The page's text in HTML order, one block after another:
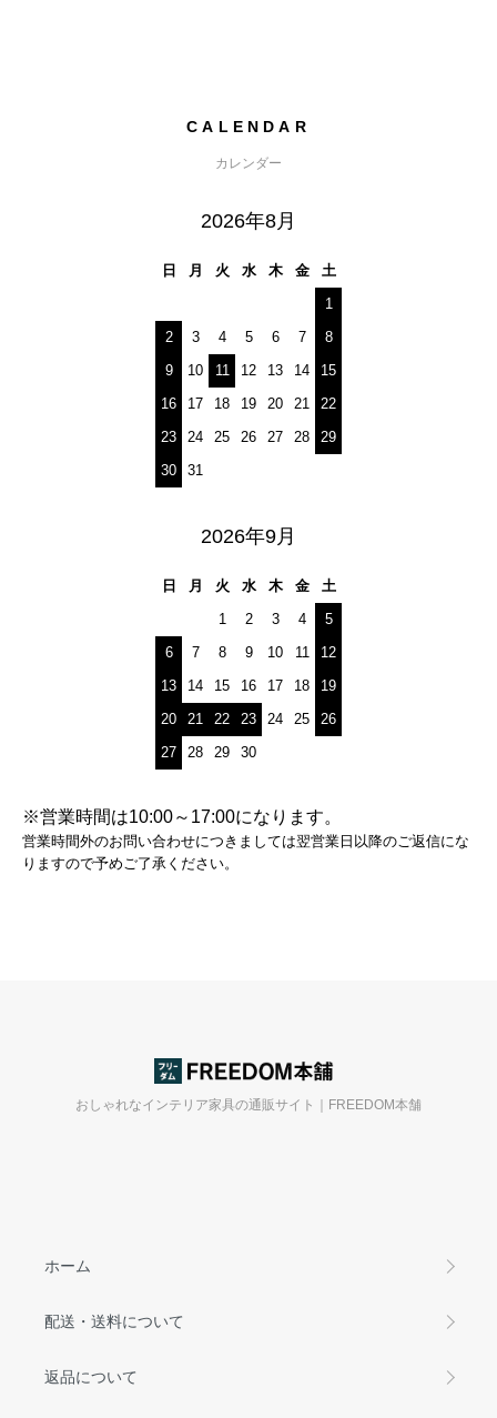
CALENDAR
カレンダー
2026年8月
日 月 火 水 木 金
土
1
2
3 4 5 6 7
8
9
10 11 12 13 14
15
16
17 18 19 20 21
22
23
24 25 26 27 28
29
30
31
2026年9月
日 月 火 水 木 金
土
1
2 3 4
5
6
7 8 9 10 11
12
13
14 15 16 17 18
19
20
21 22 23 24 25
26
27
28 29 30
※営業時間は10:00～17:00になります。
営業時間外のお問い合わせにつきましては翌営業日以降のご返信にな
りますので予めご了承ください。
おしゃれなインテリア家具の通販サイト｜FREEDOM本舗
ホーム
配送・送料について
返品について